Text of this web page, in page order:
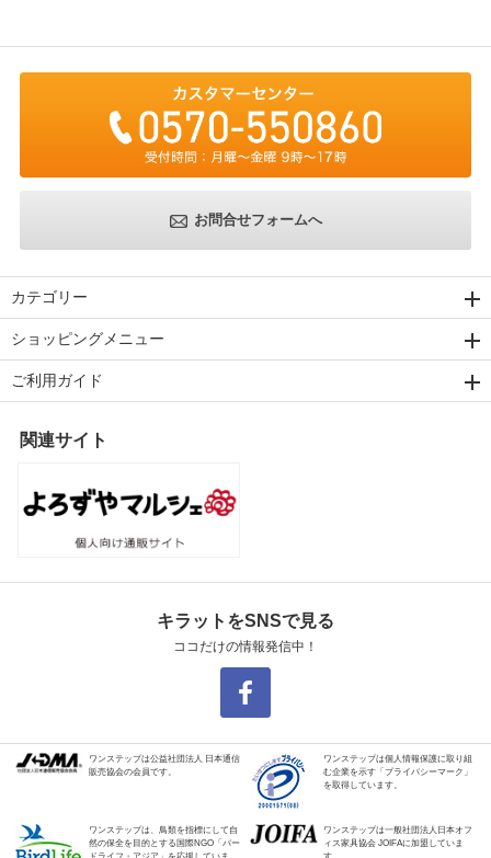
お問合せフォームへ
カテゴリー
ショッピングメニュー
ご利用ガイド
関連サイト
キラットをSNSで見る
ココだけの情報発信中！
ワンステップは公益社団法人 日本通信
販売協会の会員です。
ワンステップは個人情報保護に取り組
む企業を示す「プライバシーマーク」
を取得しています。
ワンステップは、鳥類を指標にして自
然の保全を目的とする国際NGO「バー
ワンステップは一般社団法人日本オフ
ィス家具協会 JOIFAに加盟していま